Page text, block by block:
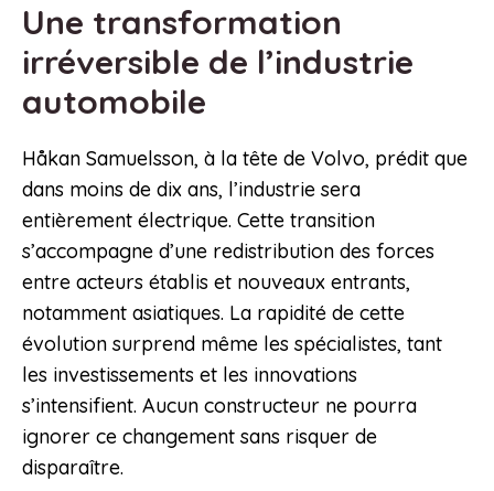
Une transformation
irréversible de l’industrie
automobile
Håkan Samuelsson, à la tête de Volvo, prédit que
dans moins de dix ans, l’industrie sera
entièrement électrique. Cette transition
s’accompagne d’une redistribution des forces
entre acteurs établis et nouveaux entrants,
notamment asiatiques. La rapidité de cette
évolution surprend même les spécialistes, tant
les investissements et les innovations
s’intensifient. Aucun constructeur ne pourra
ignorer ce changement sans risquer de
disparaître.